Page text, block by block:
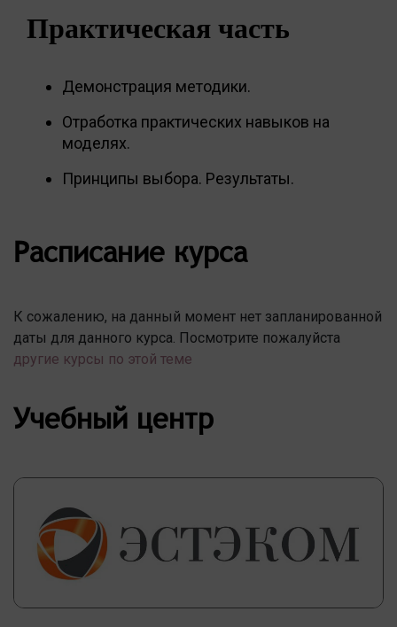
Практическая часть
Демонстрация методики.
Отработка практических навыков на
моделях.
Принципы выбора. Результаты.
Расписание курса
К сожалению, на данный момент нет запланированной
даты для данного курса. Посмотрите пожалуйста
другие курсы по этой теме
Учебный центр